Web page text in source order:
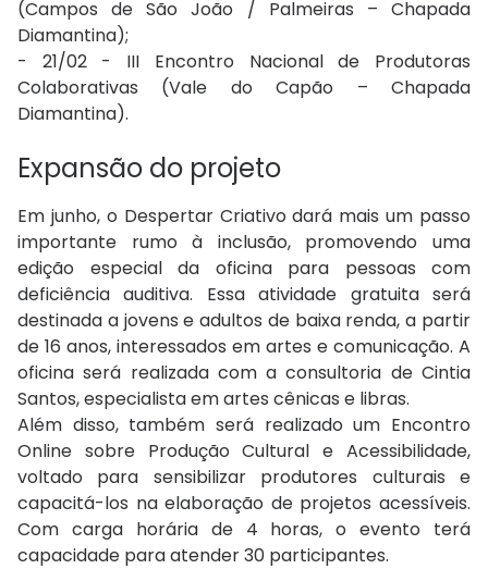
(Campos de São João / Palmeiras – Chapada
Diamantina);
- 21/02 - III Encontro Nacional de Produtoras
Colaborativas (Vale do Capão – Chapada
Diamantina).
Expansão do projeto
Em junho, o Despertar Criativo dará mais um passo
importante rumo à inclusão, promovendo uma
edição especial da oficina para pessoas com
deficiência auditiva. Essa atividade gratuita será
destinada a jovens e adultos de baixa renda, a partir
de 16 anos, interessados em artes e comunicação. A
oficina será realizada com a consultoria de Cintia
Santos, especialista em artes cênicas e libras.
Além disso, também será realizado um Encontro
Online sobre Produção Cultural e Acessibilidade,
voltado para sensibilizar produtores culturais e
capacitá-los na elaboração de projetos acessíveis.
Com carga horária de 4 horas, o evento terá
capacidade para atender 30 participantes.